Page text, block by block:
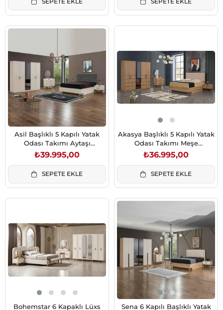
Asil Başlıklı 5 Kapılı Yatak
Odası Takımı Aytaşı
(Karyolasız)
₺39.995,00
SEPETE EKLE
Akasya Başlıklı 5 Kapılı Yatak
Odası Takımı Meşe
(Karyolasız)
₺36.995,00
SEPETE EKLE
Bohemstar 6 Kapaklı Lüxs
Sena 6 Kapılı Başlıklı Yatak